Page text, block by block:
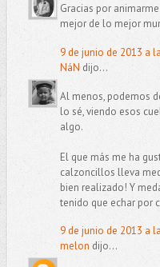
Gracias por
mejor de lo mejor
9 de junio de 2013 a
NáN dijo...
Al menos, podemos
lo sé, viendo esos
algo.
El que más me ha
calzoncillos lleva
bien realizado! Y
tenido que echar por
9 de junio de 2013 a
melon dijo...